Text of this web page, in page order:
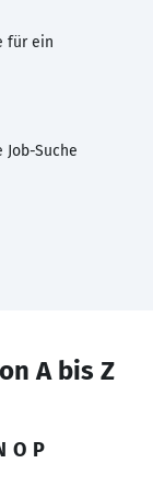
für ein
Suche
A bis Z
O P